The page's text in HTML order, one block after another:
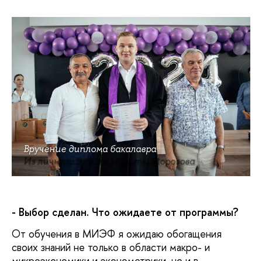
Вручение диплома бакалавра
Из личного архива Никиты Морозова
- Выбор сделан. Что ожидаете от программы?
От обучения в МИЭФ я ожидаю обогащения
своих знаний не только в области макро- и